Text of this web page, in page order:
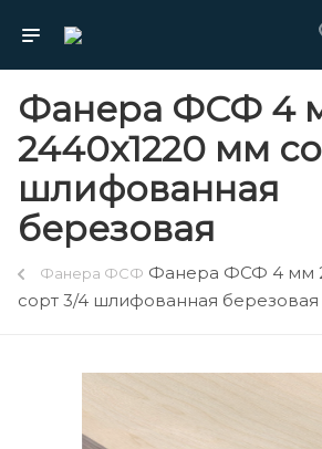
Фанера ФСФ 4
2440х1220 мм
шлифованная
березовая
Фанера ФСФ Фанера ФСФ 4 мм
сорт 3/4 шлифованная березовая